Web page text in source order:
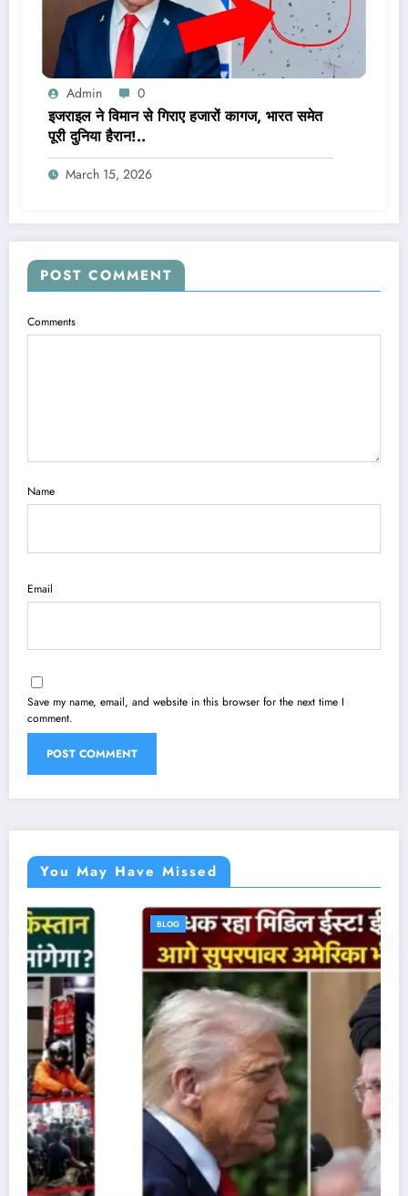
Admin 0
इजराइल ने विमान से गिराए हजारों कागज, भारत समेत
पूरी दुनिया हैरान!..
March 15, 2026
POST COMMENT
Comments
Name
Email
Save my name, email, and website in this browser for the next time I
comment.
You May Have Missed
BLOG